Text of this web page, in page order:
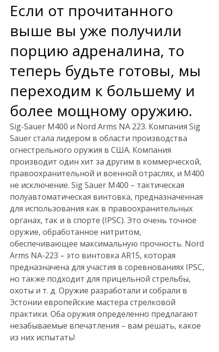
Если от прочитанного
выше вы уже получили
порцию адреналина, то
теперь будьте готовы, мы
переходим к большему и
более мощному оружию.
Sig-Sauer M400 и Nord Arms NA 223. Компания Sig
Sauer стала лидером в области производства
огнестрельного оружия в США. Компания
производит один хит за другим в коммерческой,
правоохранительной и военной отраслях, и M400
не исключение. Sig Sauer M400 – тактическая
полуавтоматическая винтовка, предназначенная
для использования как в правоохранительных
органах, так и в спорте (IPSC). Это очень точное
оружие, обработанное нитритом,
обеспечивающее максимальную прочность. Nord
Arms NA-223 – это винтовка AR15, которая
предназначена для участия в соревнованиях IPSC,
но также подходит для прицельной стрельбы,
охоты и т. д. Оружие разработали и собрали в
Эстонии европейские мастера стрелковой
практики. Оба оружия определенно предлагают
незабываемые впечатления – вам решать, какое
из них испытать!